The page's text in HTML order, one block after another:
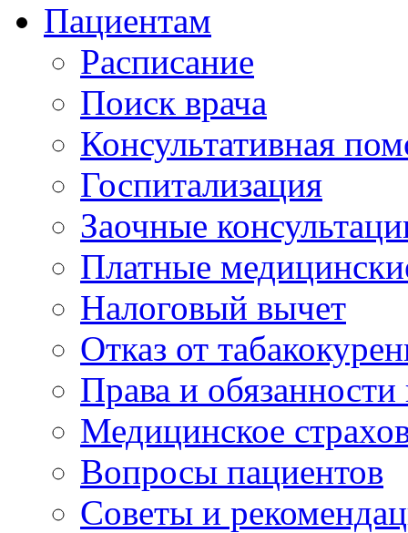
Пациентам
Расписание
Поиск врача
Консультативная
Госпитализация
Заочные
Платные
Налоговый вычет
Отказ от
Права и
Медицинское
Вопросы пациентов
Советы и